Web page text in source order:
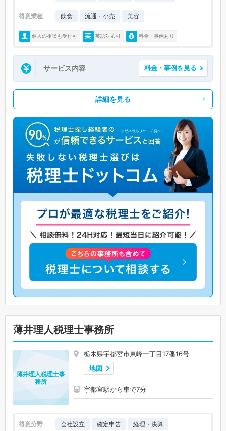
得意業種 飲食 流通・小売 美容
個人の相談も受付可 英語対応可 料金・事例あり
サービス内容 料金・事例を見る
詳細を見る
薄井理人税理士事務所
栃木県宇都宮市東峰一丁目17番16号
地図
宇都宮駅から車で7分
薄井理人税理士事
務所
得意分野 会社設立 確定申告 経理・決算